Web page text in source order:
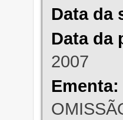
Data da
Data da
2007
Ementa: